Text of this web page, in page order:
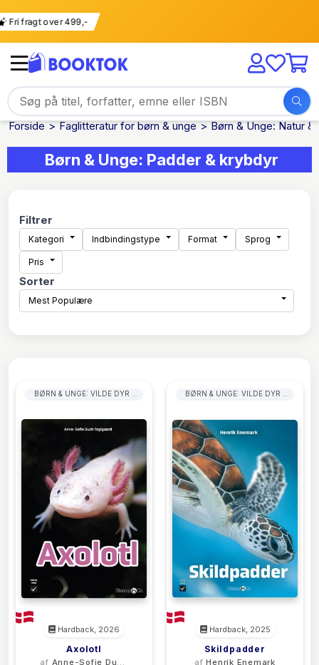
Fri fragt over 499,-
Forside Faglitteratur for børn & unge Børn & Unge: Natur &
Børn & Unge: Padder & krybdyr
Filtrer
Kategori Indbindingstype Format Sprog
Pris
Sorter
Mest Populære
BØRN & UNGE: VILDE DYR I
Hardback, 2026
Axolotl
af Anne-Sofie Duch
BØRN & UNGE: VILDE DYR I
Hardback, 2025
Skildpadder
afHenrik Enemark